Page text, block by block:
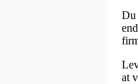
Du
at